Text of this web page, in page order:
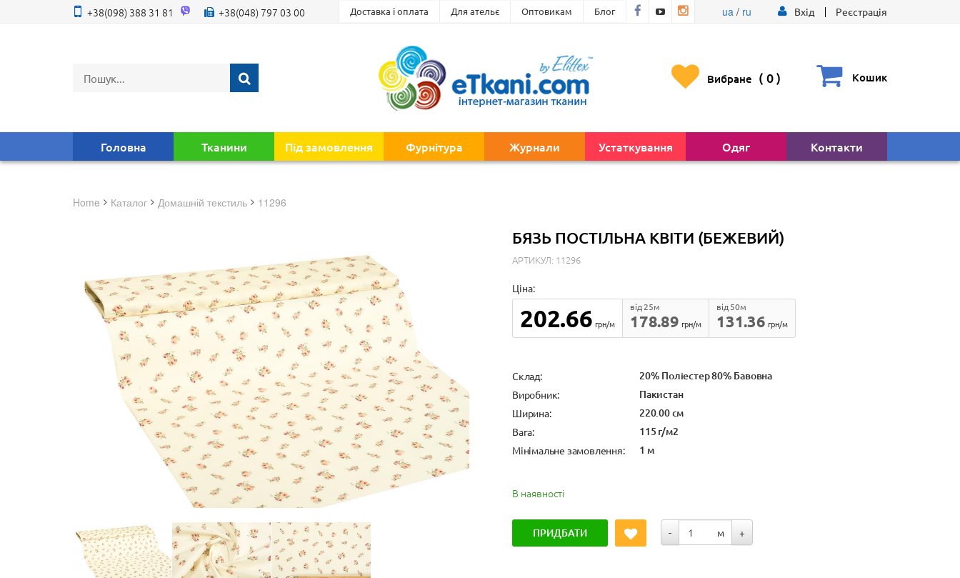
+38(098) 388 31 81 +38(048) 797 03 00 Доставка і оплата Для ательє Оптовикам Блог ua/ ru Вхід Реєстрація
Вибране ( 0) Кошик
Головна Тканини Під замовлення Фурнітура Журнали Устаткування Одяг Контакти
Home Каталог домашній текстиль 11296
БЯЗЬ ПОСТІЛЬНА КВІТИ (БЕЖЕВИЙ)
АРТИКУЛ: 11296
Ціна:
202.66 грн/м 178.89
від 25м
грн/м
131.36
від 50м
грн/м
Cклад: 20% Поліестер 80% Бавовна
Виробник: Пакистан
Ширина: 220.00 см
Вага: 115 г/м2
Мінімальне замовлення: 1 м
В наявності
ПРИДБАТИ - м +